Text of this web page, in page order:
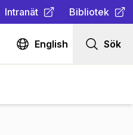
Intranät
(Öppnas i ny flik)
Bibliotek
(Öppnas i ny
English Sök